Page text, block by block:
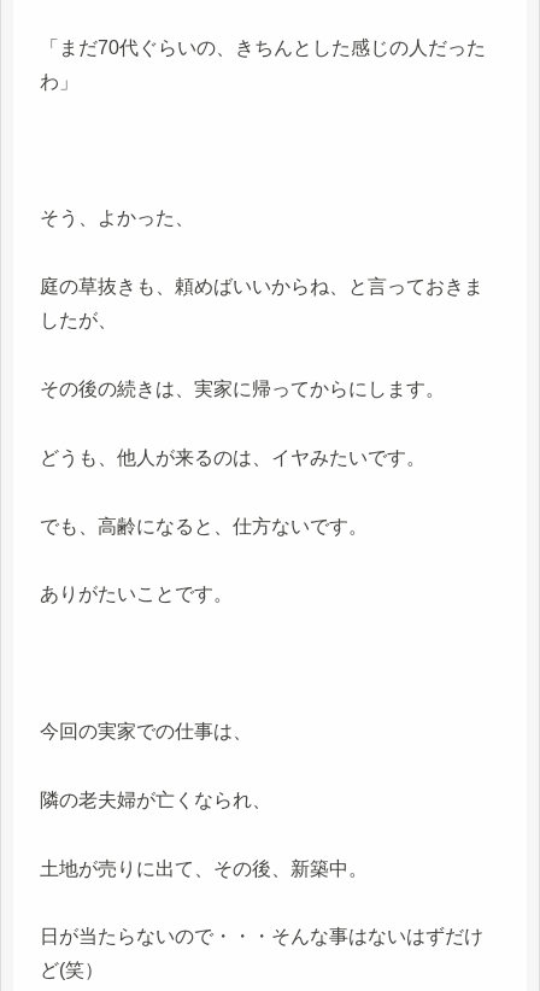
「まだ70代ぐらいの、きちんとした感じの人だった
わ」
そう、よかった、
庭の草抜きも、頼めばいいからね、と言っておきま
したが、
その後の続きは、実家に帰ってからにします。
どうも、他人が来るのは、イヤみたいです。
でも、高齢になると、仕方ないです。
ありがたいことです。
今回の実家での仕事は、
隣の老夫婦が亡くなられ、
土地が売りに出て、その後、新築中。
日が当たらないので・・・そんな事はないはずだけ
ど(笑）